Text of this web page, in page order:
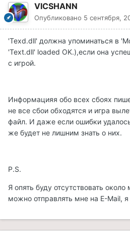
VICSHANN
Опубликовано 5 сентября,
'Texd.dll' должна упоминаться в
'Text.dll' loaded OK.),если она
с игрой.
Информацияя обо всех сбоях
не все сбои обходятся и игра
файл. И даже если ошибки
же будет не лишним знать о них.
P.S.
Я опять буду отсутствовать
можно отправлять мне на E-Mail,